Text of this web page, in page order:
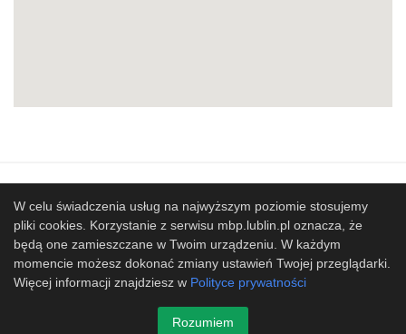
Współpracujemy
© 2017 Miejska Biblioteka Publiczna im. Hieronima
Łopacińskiego w Lublinie
Projekt i wykonanieDesign-Joomla.pl
W celu świadczenia usług na najwyższym poziomie stosujemy
pliki cookies. Korzystanie z serwisu mbp.lublin.pl oznacza, że
będą one zamieszczane w Twoim urządzeniu. W każdym
momencie możesz dokonać zmiany ustawień Twojej przeglądarki.
Więcej informacji znajdziesz w Polityce prywatności
Rozumiem